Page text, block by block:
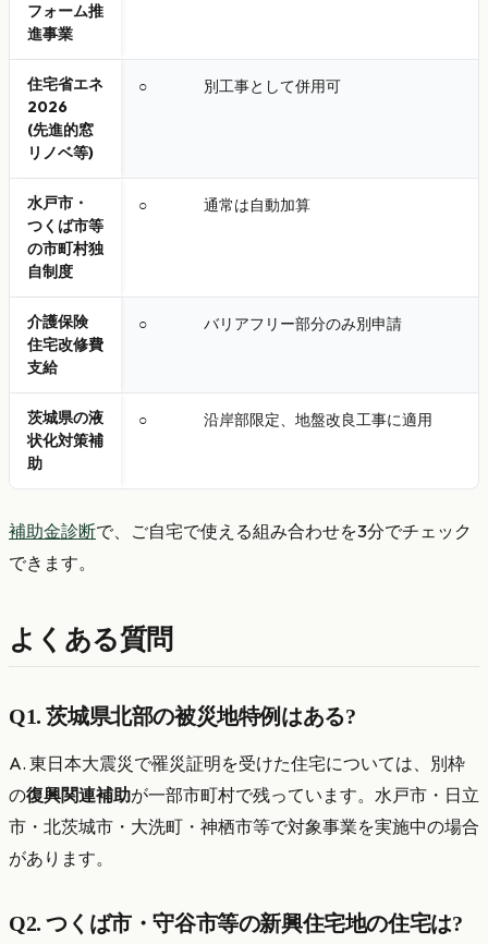
フォーム推
進事業
住宅省エネ
2026
(先進的窓
リノベ等)
○ 別工事として併用可
水戸市・
つくば市等
の市町村独
自制度
○ 通常は自動加算
介護保険
住宅改修費
支給
○ バリアフリー部分のみ別申請
茨城県の液
状化対策補
助
○ 沿岸部限定、地盤改良工事に適用
補助金診断で、ご自宅で使える組み合わせを3分でチェック
できます。
よくある質問
Q1. 茨城県北部の被災地特例はある?
A. 東日本大震災で罹災証明を受けた住宅については、別枠
の復興関連補助が一部市町村で残っています。水戸市・日立
市・北茨城市・大洗町・神栖市等で対象事業を実施中の場合
があります。
Q2. つくば市・守谷市等の新興住宅地の住宅は?